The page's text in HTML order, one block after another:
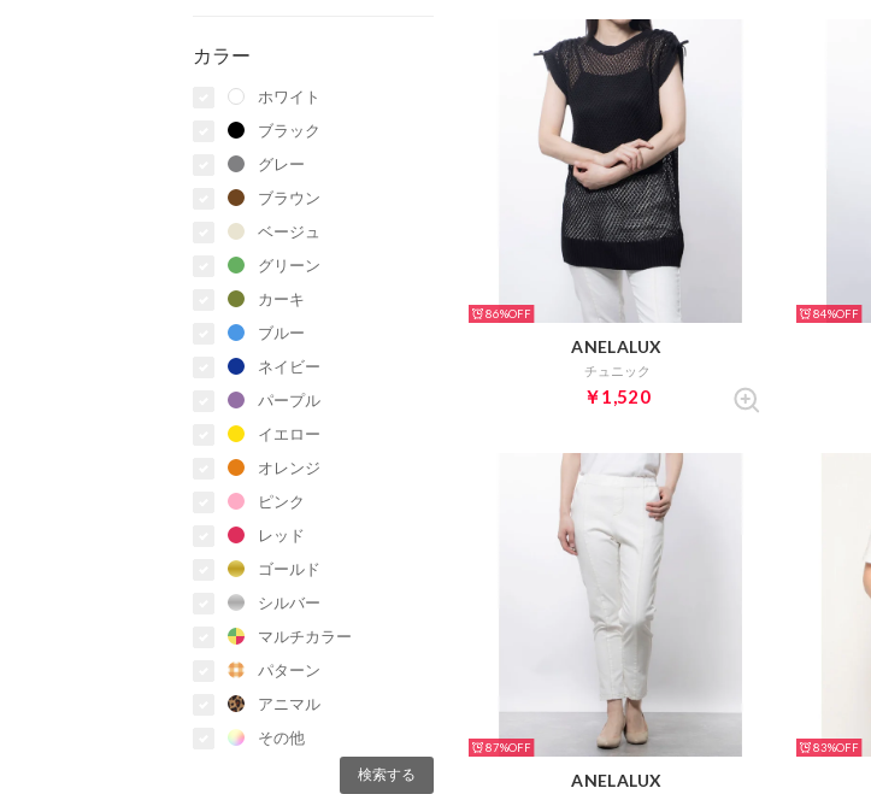
カラー
ホワイト
ブラック
グレー
ブラウン
ベージュ
グリーン
カーキ
ブルー
ネイビー
パープル
イエロー
オレンジ
ピンク
レッド
ゴールド
シルバー
マルチカラー
パターン
アニマル
その他
86%
ANELALUX
チュニック
￥1,520
84%
87%
ANELALUX
83%